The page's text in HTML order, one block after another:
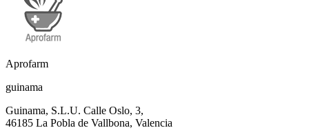
Aprofarm
guinama
Guinama, S.L.U. Calle Oslo, 3,
46185 La Pobla de Vallbona, Valencia